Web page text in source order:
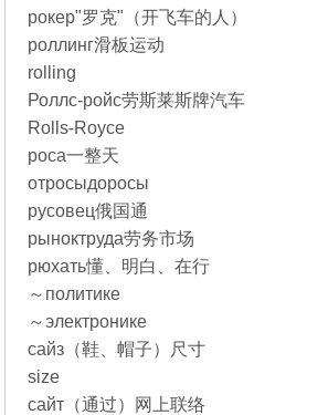
рокер"罗克"（开飞车的人）
роллинг滑板运动
rolling
Роллс-ройс劳斯莱斯牌汽车
Rolls-Royce
роса一整天
отросыдоросы
русовец俄国通
рыноктруда劳务市场
рюхать懂、明白、在行
～политике
～электронике
сайз（鞋、帽子）尺寸
size
сайт（通过）网上联络